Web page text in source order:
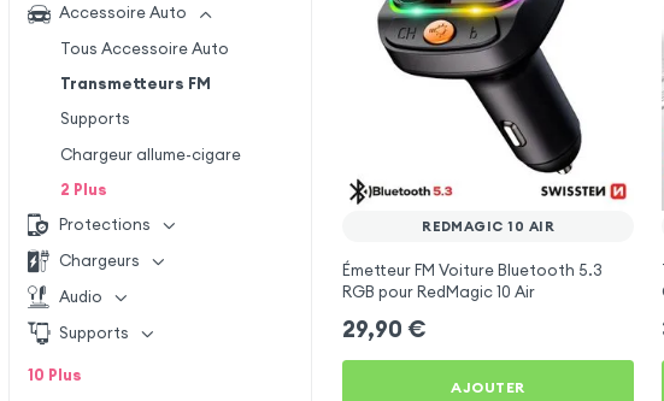
Accessoire Auto
Tous Accessoire Auto
Transmetteurs FM
Supports
Chargeur allume-cigare
2 Plus
Protections
Chargeurs
Audio
Supports
10 Plus
REDMAGIC 10 AIR
Émetteur FM Voiture Bluetooth 5.3
RGB pour RedMagic 10 Air
29,90 €
AJOUTER